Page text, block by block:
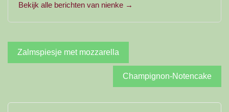
Bekijk alle berichten van nienke →
Bericht
navigatie
Zalmspiesje met mozzarella
Champignon-Notencake